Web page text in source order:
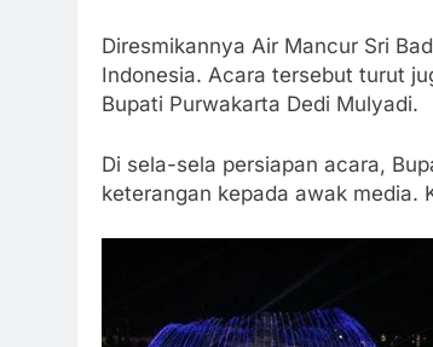
Diresmikannya Air Mancur Sri
Indonesia. Acara tersebut turut
Bupati Purwakarta Dedi Mulyadi.
Di sela-sela persiapan acara,
keterangan kepada awak media.